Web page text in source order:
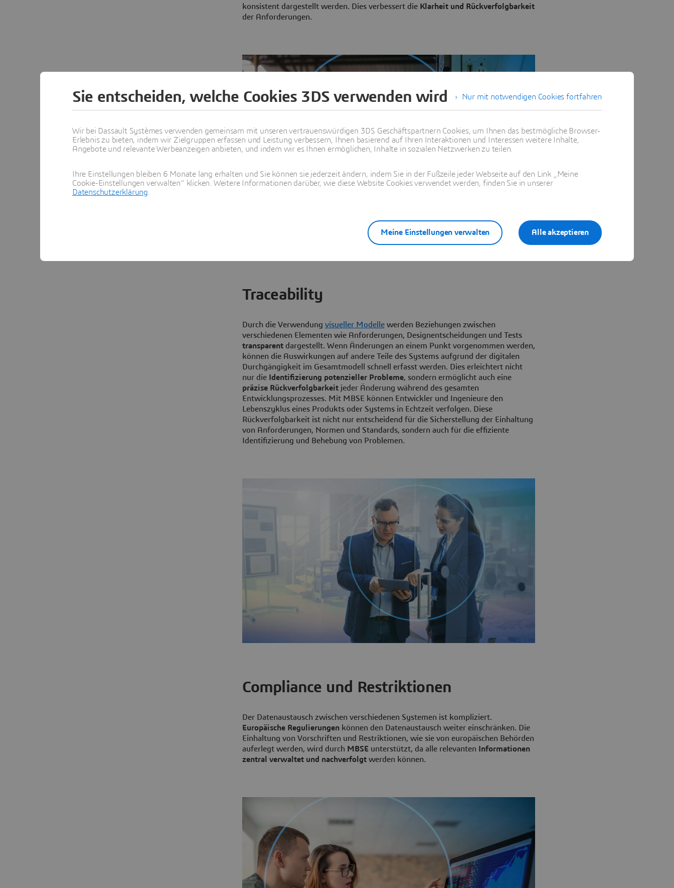
konsistent dargestellt werden. Dies verbessert die Klarheit und Rückverfolgbarkeit
der Anforderungen.
Traceability
Durch die Verwendung visueller Modellewerden Beziehungen zwischen
verschiedenen Elementen wie Anforderungen, Designentscheidungen und Tests
transparentdargestellt. Wenn Änderungen an einem Punkt vorgenommen werden,
können die Auswirkungen auf andere Teile des Systems aufgrund der digitalen
Durchgängigkeit im Gesamtmodell schnell erfasst werden. Dies erleichtert nicht
nur die Identifizierung potenzieller Probleme, sondern ermöglicht auch eine
präzise Rückverfolgbarkeitjeder Änderung während des gesamten
Entwicklungsprozesses. Mit MBSE können Entwickler und Ingenieure den
Lebenszyklus eines Produkts oder Systems in Echtzeit verfolgen. Diese
Rückverfolgbarkeit ist nicht nur entscheidend für die Sicherstellung der Einhaltung
von Anforderungen, Normen und Standards, sondern auch für die effiziente
Identifizierung und Behebung von Problemen.
Compliance und Restriktionen
Der Datenaustausch zwischen verschiedenen Systemen ist kompliziert.
Europäische Regulierungenkönnen den Datenaustausch weiter einschränken. Die
Einhaltung von Vorschriften und Restriktionen, wie sie von europäischen Behörden
auferlegt werden, wird durch MBSE unterstützt, da alle relevanten Informationen
zentral verwaltet und nachverfolgtwerden können.
Nur mit notwendigen Cookies fortfahren
Sie entscheiden, welche Cookies 3DS verwenden wird
Wir bei Dassault Systèmes verwenden gemeinsam mit unseren vertrauenswürdigen 3DS Geschäftspartnern Cookies, um Ihnen das bestmögliche Browser-
Erlebnis zu bieten, indem wir Zielgruppen erfassen und Leistung verbessern, Ihnen basierend auf Ihren Interaktionen und Interessen weitere Inhalte,
Angebote und relevante Werbeanzeigen anbieten, und indem wir es Ihnen ermöglichen, Inhalte in sozialen Netzwerken zu teilen.
Ihre Einstellungen bleiben 6 Monate lang erhalten und Sie können sie jederzeit ändern, indem Sie in der Fußzeile jeder Webseite auf den Link „Meine
Cookie-Einstellungen verwalten“ klicken. Weitere Informationen darüber, wie diese Website Cookies verwendet werden, finden Sie in unserer
Datenschutzerklärung
Alle akzeptieren
Meine Einstellungen verwalten